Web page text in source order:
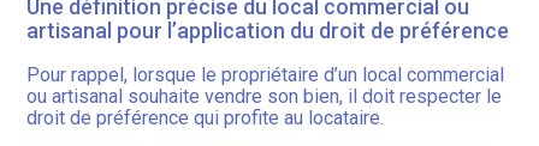
Une définition précise du local commercial ou
artisanal pour l’application du droit de préférence
Pour rappel, lorsque le propriétaire d’un local commercial
ou artisanal souhaite vendre son bien, il doit respecter le
droit de préférence qui profite au locataire.